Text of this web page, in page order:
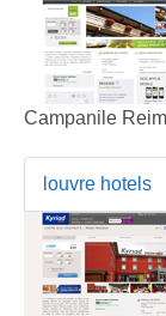
Campanile
louvre hotels